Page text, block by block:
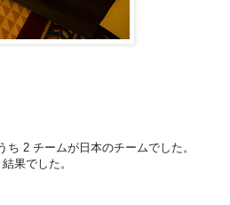
2 チームが日本のチームでした。
果でした。